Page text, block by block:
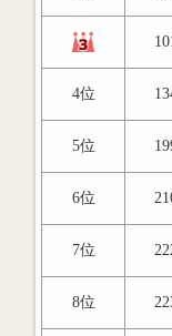
4位
5位
6位
7位
8位